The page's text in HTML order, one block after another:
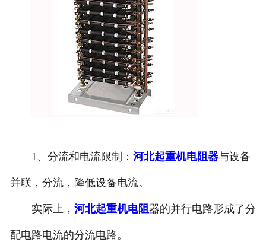
1、分流和电流限制： 河北起重机电阻器与设备
并联，分流，降低设备电流。
实际上， 河北起重机电阻器的并行电路形成了分
配电路电流的分流电路。